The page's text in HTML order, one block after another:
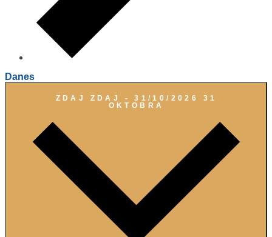
Danes
ZDAJ ZDAJ -31/10/2026 31
OKTOBRA